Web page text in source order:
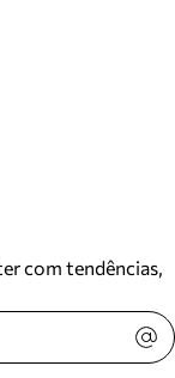
com tendências,